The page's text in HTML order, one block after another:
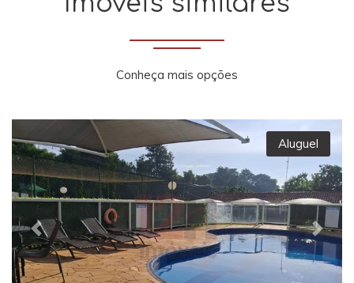
Conheça mais opções
Previous Next
Aluguel